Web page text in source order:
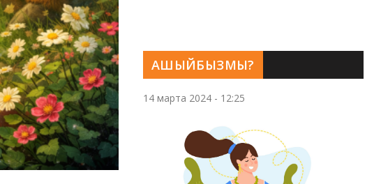
АШЫЙБЫЗМЫ?
14 марта 2024 - 12:25